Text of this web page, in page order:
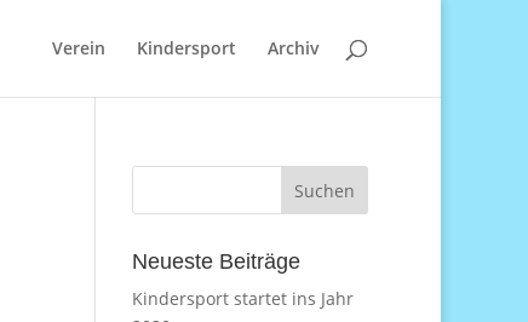
Verein Kindersport Archiv
Neueste Beiträge
Kindersport startet ins Jahr